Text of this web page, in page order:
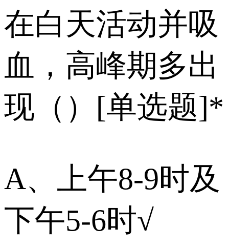
在白天活动并吸
血，高峰期多出
现（）[单选题]*
A、上午8-9时及
下午5-6时√